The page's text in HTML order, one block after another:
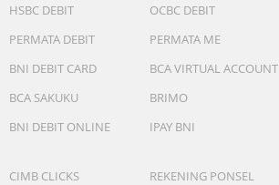
HSBC DEBIT
OCBC DEBIT
PERMATA DEBIT
PERMATA ME
BNI DEBIT CARD
BCA VIRTUAL ACCOUNT
BCA SAKUKU
BRIMO
BNI DEBIT ONLINE
IPAY BNI
CIMB CLICKS
REKENING PONSEL